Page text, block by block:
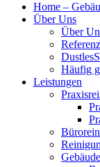
Home –
Über Uns
Über
Häufig
Leistungen